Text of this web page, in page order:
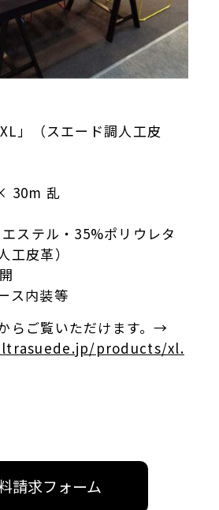
」（スエード調人工皮
30m 乱
ステル・35%ポリウレタ
工皮革）
ス内装等
らご覧いただけます。→
products/xl.
請求フォーム